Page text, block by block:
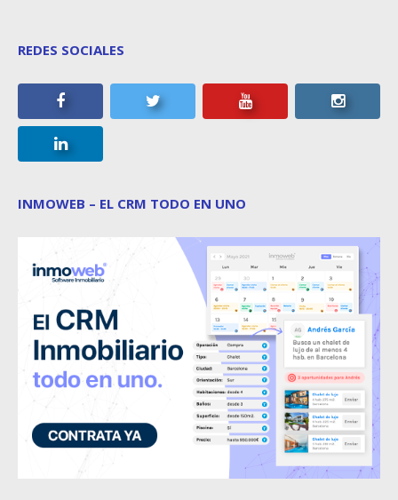
REDES SOCIALES
INMOWEB – EL CRM TODO EN UNO